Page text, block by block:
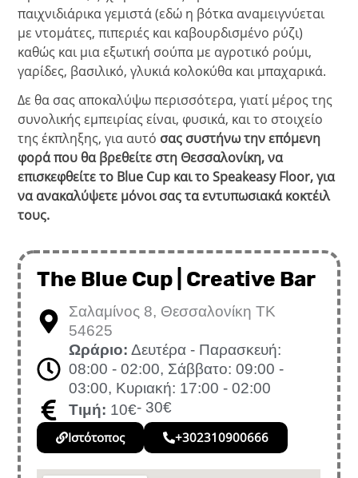
παιχνιδιάρικα γεμιστά (εδώ η βότκα αναμειγνύεται
με ντομάτες, πιπεριές και καβουρδισμένο ρύζι)
καθώς και μια εξωτική σούπα με αγροτικό ρούμι,
γαρίδες, βασιλικό, γλυκιά κολοκύθα και μπαχαρικά.
Δε θα σας αποκαλύψω περισσότερα, γιατί μέρος της
συνολικής εμπειρίας είναι, φυσικά, και το στοιχείο
της έκπληξης, για αυτό σας συστήνω την επόμενη
φορά που θα βρεθείτε στη Θεσσαλονίκη, να
επισκεφθείτε το Blue Cup και το Speakeasy Floor, για
να ανακαλύψετε μόνοι σας τα εντυπωσιακά κοκτέιλ
τους.
The Blue Cup | Creative Bar
Σαλαμίνος 8, Θεσσαλονίκη ΤΚ
54625
Ωράριο: Δευτέρα - Παρασκευή:
08:00 - 02:00, Σάββατο: 09:00 -
03:00, Κυριακή: 17:00 - 02:00
Τιμή: 10€- 30€
Ιστότοπος +302310900666